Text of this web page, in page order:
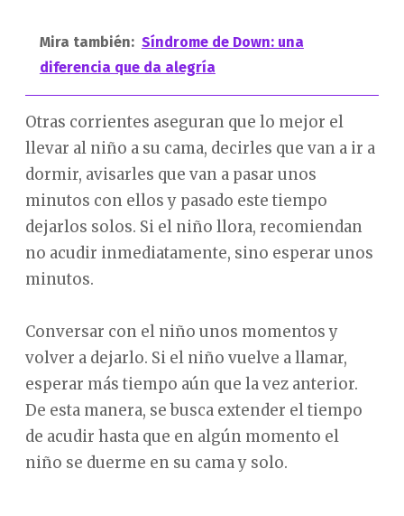
Mira también: Síndrome de Down: una
diferencia que da alegría
Otras corrientes aseguran que lo mejor el
llevar al niño a su cama, decirles que van a ir a
dormir, avisarles que van a pasar unos
minutos con ellos y pasado este tiempo
dejarlos solos. Si el niño llora, recomiendan
no acudir inmediatamente, sino esperar unos
minutos.
Conversar con el niño unos momentos y
volver a dejarlo. Si el niño vuelve a llamar,
esperar más tiempo aún que la vez anterior.
De esta manera, se busca extender el tiempo
de acudir hasta que en algún momento el
niño se duerme en su cama y solo.